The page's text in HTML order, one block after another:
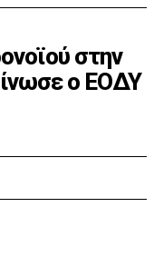
στην
ο ΕΟΔΥ